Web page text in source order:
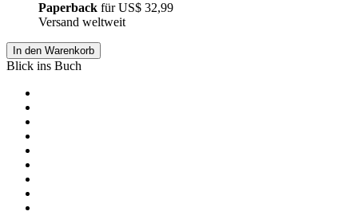
Paperback fürUS$ 32,99
Versand weltweit
In den Warenkorb
Blick ins Buch